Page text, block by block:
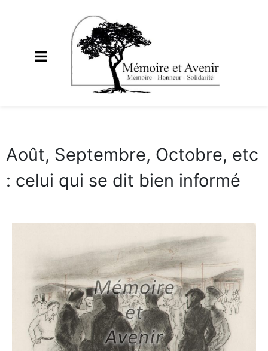
Août, Septembre, Octobre, etc
: celui qui se dit bien informé